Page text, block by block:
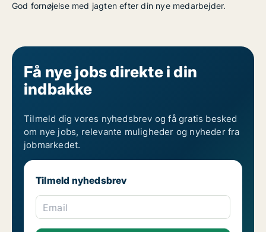
God fornøjelse med jagten efter din nye medarbejder.
Få nye jobs direkte i din
indbakke
Tilmeld dig vores nyhedsbrev og få gratis besked
om nye jobs, relevante muligheder og nyheder fra
jobmarkedet.
Tilmeld nyhedsbrev
Email